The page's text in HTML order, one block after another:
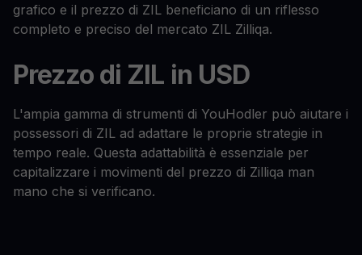
grafico e il prezzo di ZIL beneficiano di un riflesso
completo e preciso del mercato ZIL Zilliqa.
Prezzo di ZIL in USD
L'ampia gamma di strumenti di YouHodler può aiutare i
possessori di ZIL ad adattare le proprie strategie in
tempo reale. Questa adattabilità è essenziale per
capitalizzare i movimenti del prezzo di Zilliqa man
mano che si verificano.